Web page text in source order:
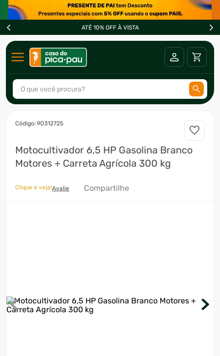
ATÉ 10% OFF À VISTA
O que você procura?
:90312725
Motocultivador 6,5 HP Gasolina Branco
Motores + Carreta Agrícola 300 kg
Clique e veja!Avalie Compartilhe
2º
freezer
3º
forno
4º
fogão